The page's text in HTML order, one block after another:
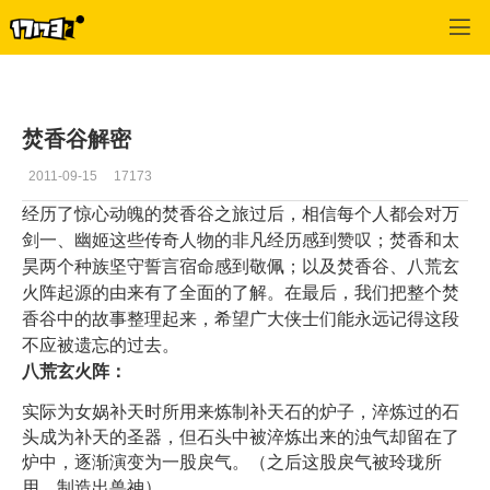
焚香谷解密
2011-09-15 17173
经历了惊心动魄的焚香谷之旅过后，相信每个人都会对万
剑一、幽姬这些传奇人物的非凡经历感到赞叹；焚香和太
昊两个种族坚守誓言宿命感到敬佩；以及焚香谷、八荒玄
火阵起源的由来有了全面的了解。在最后，我们把整个焚
香谷中的故事整理起来，希望广大侠士们能永远记得这段
不应被遗忘的过去。
八荒玄火阵：
实际为女娲补天时所用来炼制补天石的炉子，淬炼过的石
头成为补天的圣器，但石头中被淬炼出来的浊气却留在了
炉中，逐渐演变为一股戾气。（之后这股戾气被玲珑所